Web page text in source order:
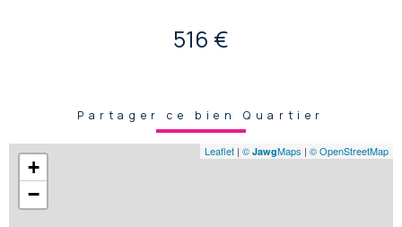
516 €
Partager ce bien Quartier
+
−
Leaflet | © JawgMaps | © OpenStreetMap